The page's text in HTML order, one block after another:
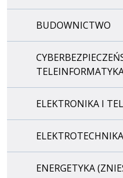
BUDOWNICTWO
ELEKTRONIKA I
ELEKTROTECHNIKA
ENERGETYKA